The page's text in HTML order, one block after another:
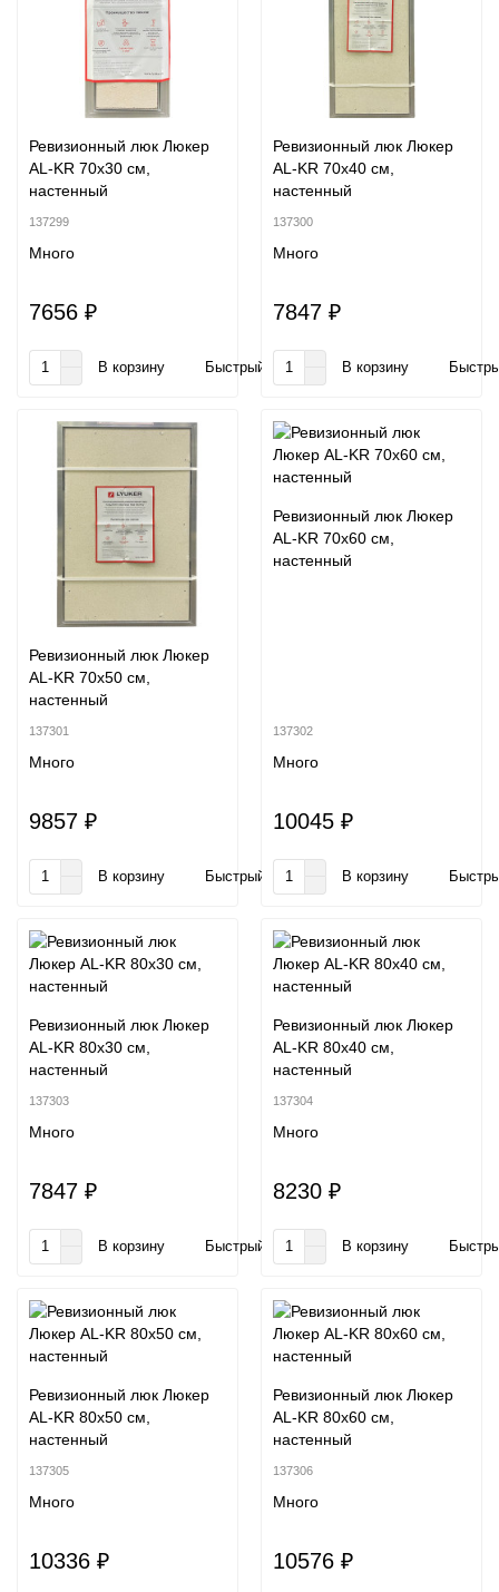
Ревизионный люк Люкер
AL-KR 70x30 см,
настенный
137299
Много
7656 ₽
В корзину Быстрый заказ
Ревизионный люк Люкер
AL-KR 70x40 см,
настенный
137300
Много
7847 ₽
В корзину
Ревизионный люк Люкер
AL-KR 70x50 см,
настенный
137301
Много
9857 ₽
В корзину Быстрый заказ
Ревизионный люк Люкер
AL-KR 70x60 см,
настенный
137302
Много
10045 ₽
В корзину
Ревизионный люк Люкер
AL-KR 80x30 см,
настенный
137303
Много
7847 ₽
В корзину Быстрый заказ
Ревизионный люк Люкер
AL-KR 80x40 см,
настенный
137304
Много
8230 ₽
В корзину
Ревизионный люк Люкер
AL-KR 80x50 см,
настенный
137305
Много
10336 ₽
Ревизионный люк Люкер
AL-KR 80x60 см,
настенный
137306
Много
10576 ₽